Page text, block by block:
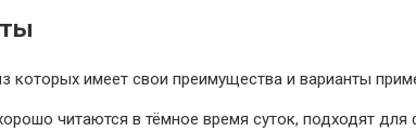
имеет свои преимущества и варианты
читаются в тёмное время суток, подходят